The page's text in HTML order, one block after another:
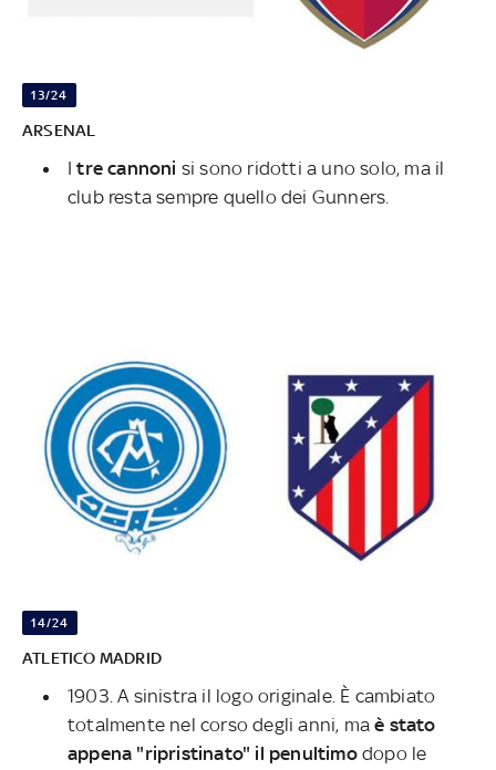
13/24
ARSENAL
Itre cannoni si sono ridotti a uno solo, ma il
club resta sempre quello dei Gunners.
14/24
ATLETICO MADRID
1903. A sinistra il logo originale. È cambiato
totalmente nel corso degli anni, maè stato
appena "ripristinato" il penultimo dopo le